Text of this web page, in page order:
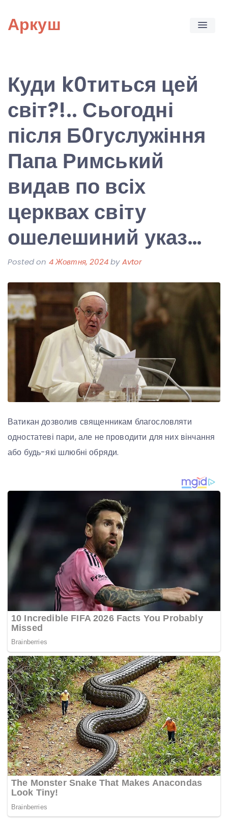
content
Аркуш
Куди k0титься цей
світ?!.. Сьогодні
після Б0гуслужіння
Папа Римський
видав по всіх
церквах світу
ошелешиний указ…
Posted on 4 Жовтня, 2024byAvtor
Ватикан дозволив священникам благословляти
одностатеві пари, але не проводити для них вінчання
або будь-які шлюбні обряди.